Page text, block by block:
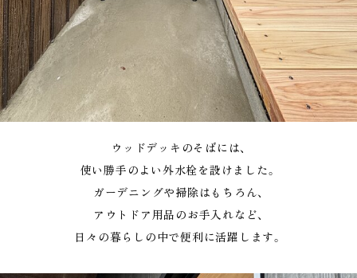
ウッドデッキのそばには、
使い勝手のよい外水栓を設けました。
ガーデニングや掃除はもちろん、
アウトドア用品のお手入れなど、
日々の暮らしの中で便利に活躍します。